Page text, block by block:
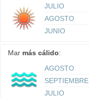
JULIO
AGOSTO
JUNIO
Mar más cálido:
AGOSTO
SEPTIEMBRE
JULIO